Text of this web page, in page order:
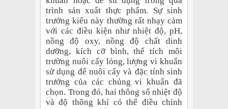
trình sản xuất thực phẩm. Sự sinh
trưởng kiểu này thường rất nhạy cảm
với các điều kiện như nhiệt độ, pH,
nồng độ oxy, nồng độ chất dinh
dưỡng, kích cỡ bình, thể tích môi
trường nuôi cấy lỏng, lượng vi khuẩn
sử dụng để nuôi cấy và đặc tính sinh
trưởng của các chủng vi khuẩn đã
chọn. Trong đó, hai thông số nhiệt độ
và độ thông khí có thể điều chỉnh